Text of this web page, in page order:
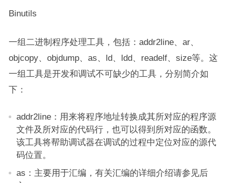
Binutils
一组二进制程序处理工具，包括：addr2line、ar、
objcopy、objdump、as、ld、ldd、readelf、size等。这
一组工具是开发和调试不可缺少的工具，分别简介如
下：
addr2line：用来将程序地址转换成其所对应的程序源
文件及所对应的代码行，也可以得到所对应的函数。
该工具将帮助调试器在调试的过程中定位对应的源代
码位置。
as：主要用于汇编，有关汇编的详细介绍请参见后